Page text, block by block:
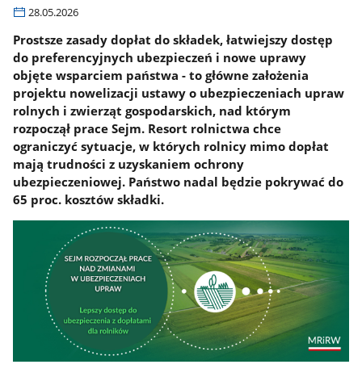
28.05.2026
Prostsze zasady dopłat do składek, łatwiejszy dostęp
do preferencyjnych ubezpieczeń i nowe uprawy
objęte wsparciem państwa - to główne założenia
projektu nowelizacji ustawy o ubezpieczeniach upraw
rolnych i zwierząt gospodarskich, nad którym
rozpoczął prace Sejm. Resort rolnictwa chce
ograniczyć sytuacje, w których rolnicy mimo dopłat
mają trudności z uzyskaniem ochrony
ubezpieczeniowej. Państwo nadal będzie pokrywać do
65 proc. kosztów składki.